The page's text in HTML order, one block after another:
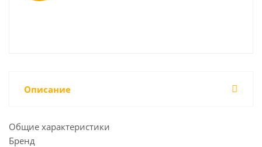
Описание
Общие характеристики
Бренд